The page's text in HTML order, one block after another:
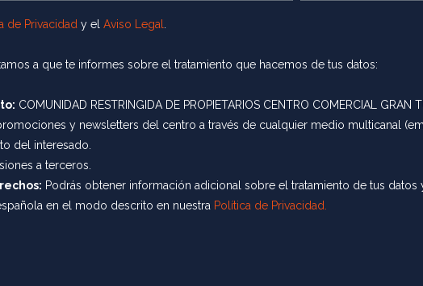
de Privacidad y el Aviso Legal.
a que te informes sobre el tratamiento que hacemos de tus datos:
COMUNIDAD RESTRINGIDA DE PROPIETARIOS CENTRO COMERCIAL GRAN
y newsletters del centro a través de cualquier medio multicanal
del interesado.
a terceros.
Podrás obtener información adicional sobre el tratamiento de tus
en el modo descrito en nuestra Política de Privacidad.